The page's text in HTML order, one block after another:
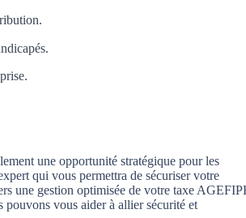
une opportunité stratégique pour les
qui vous permettra de sécuriser votre
une gestion optimisée de votre taxe
vous aider à allier sécurité et